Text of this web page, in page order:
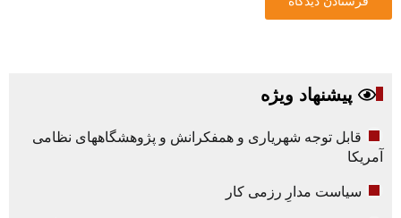
پیشنهاد ویژه
قابل توجه شهریاری و همفکرانش و پژوهشگاههای نظامی
آمریکا
سیاست مدارِ رزمی کار